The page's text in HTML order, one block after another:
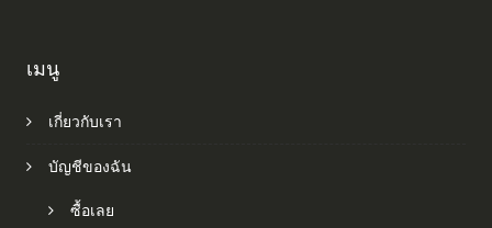
เมนู
เกี่ยวกับเรา
บัญชีของฉัน
ซื้อเลย